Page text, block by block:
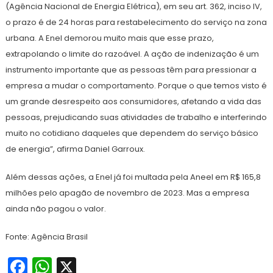
(Agência Nacional de Energia Elétrica), em seu art. 362, inciso IV,
o prazo é de 24 horas para restabelecimento do serviço na zona
urbana. A Enel demorou muito mais que esse prazo,
extrapolando o limite do razoável. A ação de indenização é um
instrumento importante que as pessoas têm para pressionar a
empresa a mudar o comportamento. Porque o que temos visto é
um grande desrespeito aos consumidores, afetando a vida das
pessoas, prejudicando suas atividades de trabalho e interferindo
muito no cotidiano daqueles que dependem do serviço básico
de energia”, afirma Daniel Garroux.
Além dessas ações, a Enel já foi multada pela Aneel em R$ 165,8
milhões pelo apagão de novembro de 2023. Mas a empresa
ainda não pagou o valor.
Fonte: Agência Brasil
Facebook
WhatsApp
X